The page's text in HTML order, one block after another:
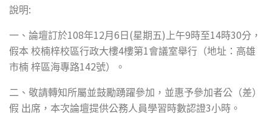
說明:
一、論壇訂於108年12月 6 日 (星期五) 上午9時至14時30分，
假本 校楠梓校區行政大樓4樓第1會議室舉行（地址：高雄
市楠 梓區海專路142號）。
二、敬請轉知所屬並鼓勵踴躍參加，並惠予參加者公（差）
假 出席，本次論壇提供公務人員學習時數認證3小時。